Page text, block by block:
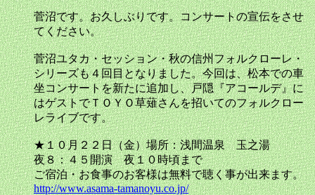
菅沼です。お久しぶりです。コンサートの宣伝をさせ
てください。
菅沼ユタカ・セッション・秋の信州フォルクローレ・
シリーズも４回目となりました。今回は、松本での車
坐コンサートを新たに追加し、戸隠『アコールデ』に
はゲストでＴＯＹＯ草薙さんを招いてのフォルクロー
レライブです。
★１０月２２日（金）場所：浅間温泉 玉之湯
夜８：４５開演 夜１０時頃まで
ご宿泊・お食事のお客様は無料で聴く事が出来ます。
http://www.asama-tamanoyu.co.jp/